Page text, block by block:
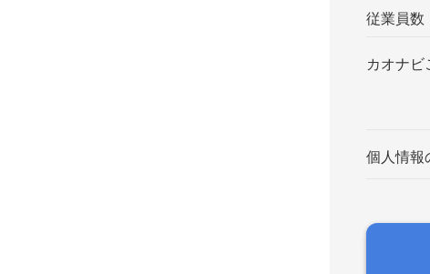
従業員数
カオナビ
個人情報